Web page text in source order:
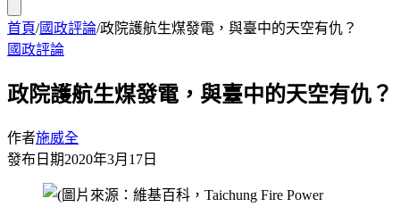
首頁/國政評論/政院護航生煤發電，與臺中的天空有仇？
國政評論
政院護航生煤發電，與臺中的天空有仇？
作者施威全
發布日期2020年3月17日